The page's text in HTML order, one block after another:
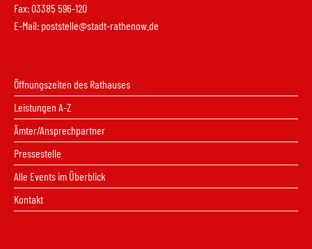
Fax: 03385 596-120
E-Mail: poststelle@stadt-rathenow.de
Öffnungszeiten des Rathauses
Leistungen A-Z
Ämter/Ansprechpartner
Pressestelle
Alle Events im Überblick
Kontakt